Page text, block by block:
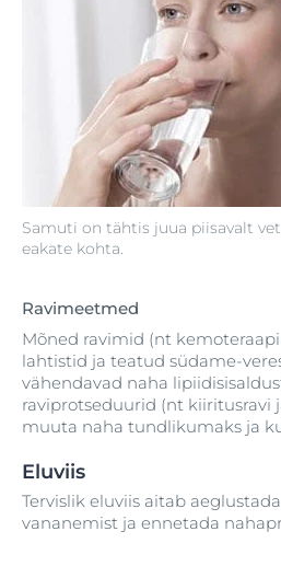
Samuti on tähtis juua piisavalt
eakate kohta.
Ravimeetmed
Mõned ravimid (nt
lahtistid ja teatud südame-
vähendavad naha
raviprotseduurid (nt kiiritusravi
muuta naha tundlikumaks ja
Eluviis
Tervislik eluviis aitab
vananemist ja ennetada